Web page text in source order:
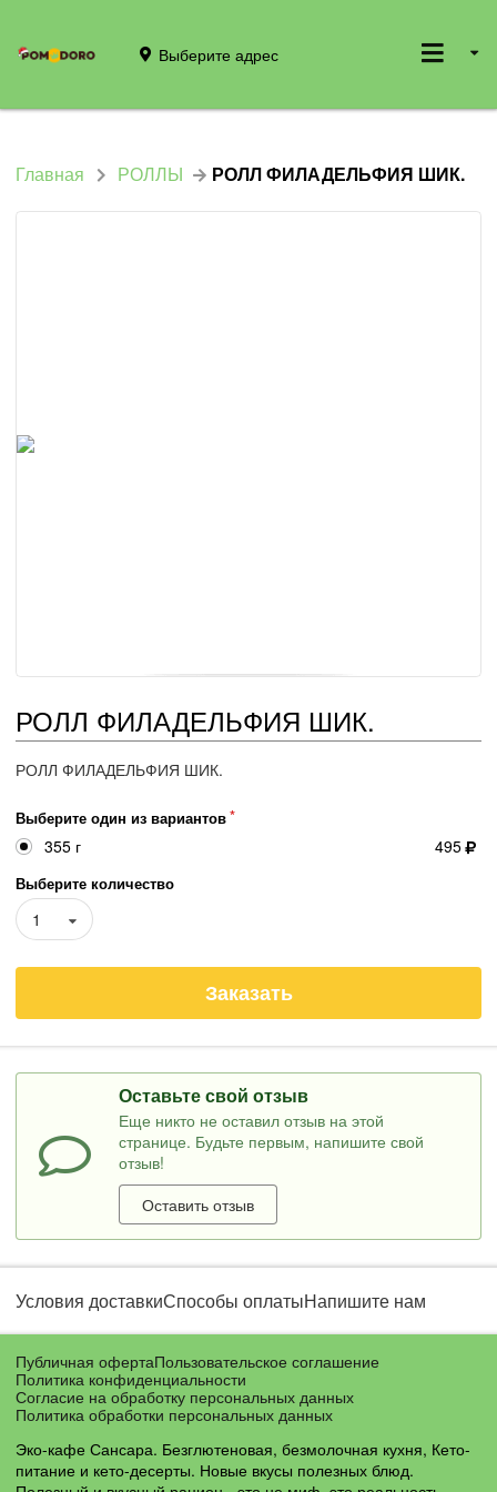
Выберите адрес
Главная РОЛЛЫ РОЛЛ ФИЛАДЕЛЬФИЯ ШИК.
РОЛЛ ФИЛАДЕЛЬФИЯ ШИК.
РОЛЛ ФИЛАДЕЛЬФИЯ ШИК.
Выберите один из вариантов
355 г 495
Выберите количество
1
Заказать
Оставьте свой отзыв
Еще никто не оставил отзыв на этой
странице. Будьте первым, напишите свой
отзыв!
Оставить отзыв
Условия доставкиСпособы оплатыНапишите нам
Публичная офертаПользовательское соглашение
Политика конфиденциальности
Согласие на обработку персональных данных
Политика обработки персональных данных
Эко-кафе Сансара. Безглютеновая, безмолочная кухня, Кето-
питание и кето-десерты. Новые вкусы полезных блюд.